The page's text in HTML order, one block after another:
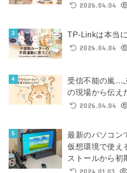
2026.04.04
TP-Linkは本当
2026.04.04
受信不能の嵐…
の現場から伝え
2026.04.04
最新のパソコン
仮想環境で使え
ストールから初
2024.01.03